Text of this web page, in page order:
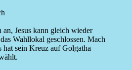
Jesus kann gleich wieder
Wahllokal geschlossen. Mach
hat sein Kreuz auf Golgatha